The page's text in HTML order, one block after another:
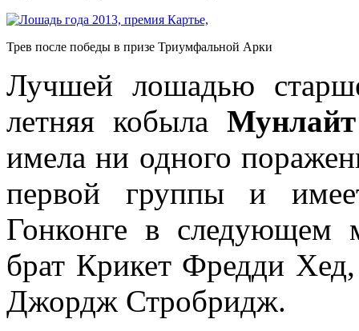
Трев после победы в призе Триумфальной Арки
Лучшей лошадью
летняя кобыла
имела ни одного
первой группы и
Гонконге в следующем
брат Крикет Фредди
Джордж Стробридж.